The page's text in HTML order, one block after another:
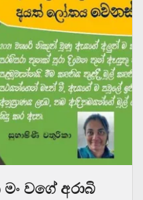
වගේ අරාබි